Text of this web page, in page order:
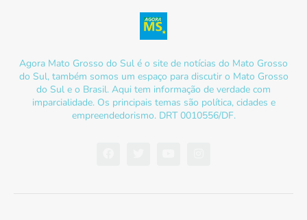
Agora Mato Grosso do Sul é o site de notícias do Mato Grosso
do Sul, também somos um espaço para discutir o Mato Grosso
do Sul e o Brasil. Aqui tem informação de verdade com
imparcialidade. Os principais temas são política, cidades e
empreendedorismo. DRT 0010556/DF.